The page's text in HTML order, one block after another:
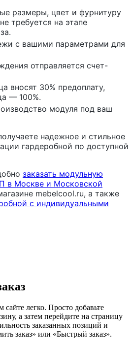
размеры, цвет и фурнитуру
требуется на этапе
с вашими параметрами для
отправляется счет-
вносят 30% предоплату,
— 100%.
модуля под ваш
надежное и стильное
гардеробной по доступной
заказать модульную
в Москве и Московской
mebelcool.ru, а также
с индивидуальными
легко. Просто добавьте
а затем перейдите на страницу
заказанных позиций и
заказ» или «Быстрый заказ».